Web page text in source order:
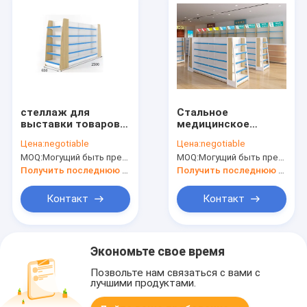
стеллаж для
выставки товаров
350mm,
медицинский
магазин кладет
600mm 700mm
Цена:negotiable
MOQ:Могущий быть предметом переговоров
Получить последнюю цену
Контакт
Стальное
медицинское
порошка стеллажа
для выставки
Цена:negotiable
MOQ:Могущий быть предметом переговоров
Получить последнюю цену
Контакт
Экономьте свое время
Позвольте нам связаться с вами с
лучшими продуктами.